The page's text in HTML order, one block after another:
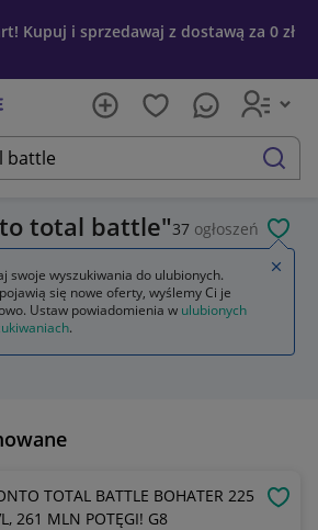
Kupuj i sprzedawaj z dostawą za 0 zł
szukaj
total battle 37 ogłoszeń
battle
TOTAL BATTLE BOHATER 225
261 MLN POTĘGI! G8
swoje wyszukiwania do ulubionych.
się nowe oferty, wyślemy Ci je
Ustaw powiadomienia w ulubionych
.